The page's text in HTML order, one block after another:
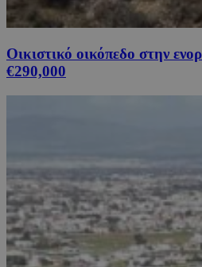
Οικιστικό οικόπεδο στην
€290,000